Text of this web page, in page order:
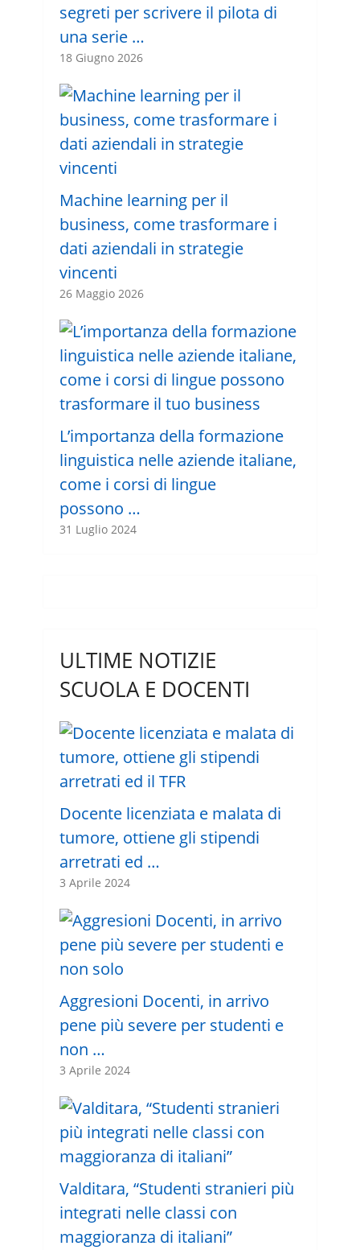
segreti per scrivere il pilota di
una serie …
18 Giugno 2026
Machine learning per il
business, come trasformare i
dati aziendali in strategie
vincenti
26 Maggio 2026
L’importanza della formazione
linguistica nelle aziende italiane,
come i corsi di lingue
possono …
31 Luglio 2024
ULTIME NOTIZIE
SCUOLA E DOCENTI
Docente licenziata e malata di
tumore, ottiene gli stipendi
arretrati ed …
3 Aprile 2024
Aggresioni Docenti, in arrivo
pene più severe per studenti e
non …
3 Aprile 2024
Valditara, “Studenti stranieri più
integrati nelle classi con
maggioranza di italiani”